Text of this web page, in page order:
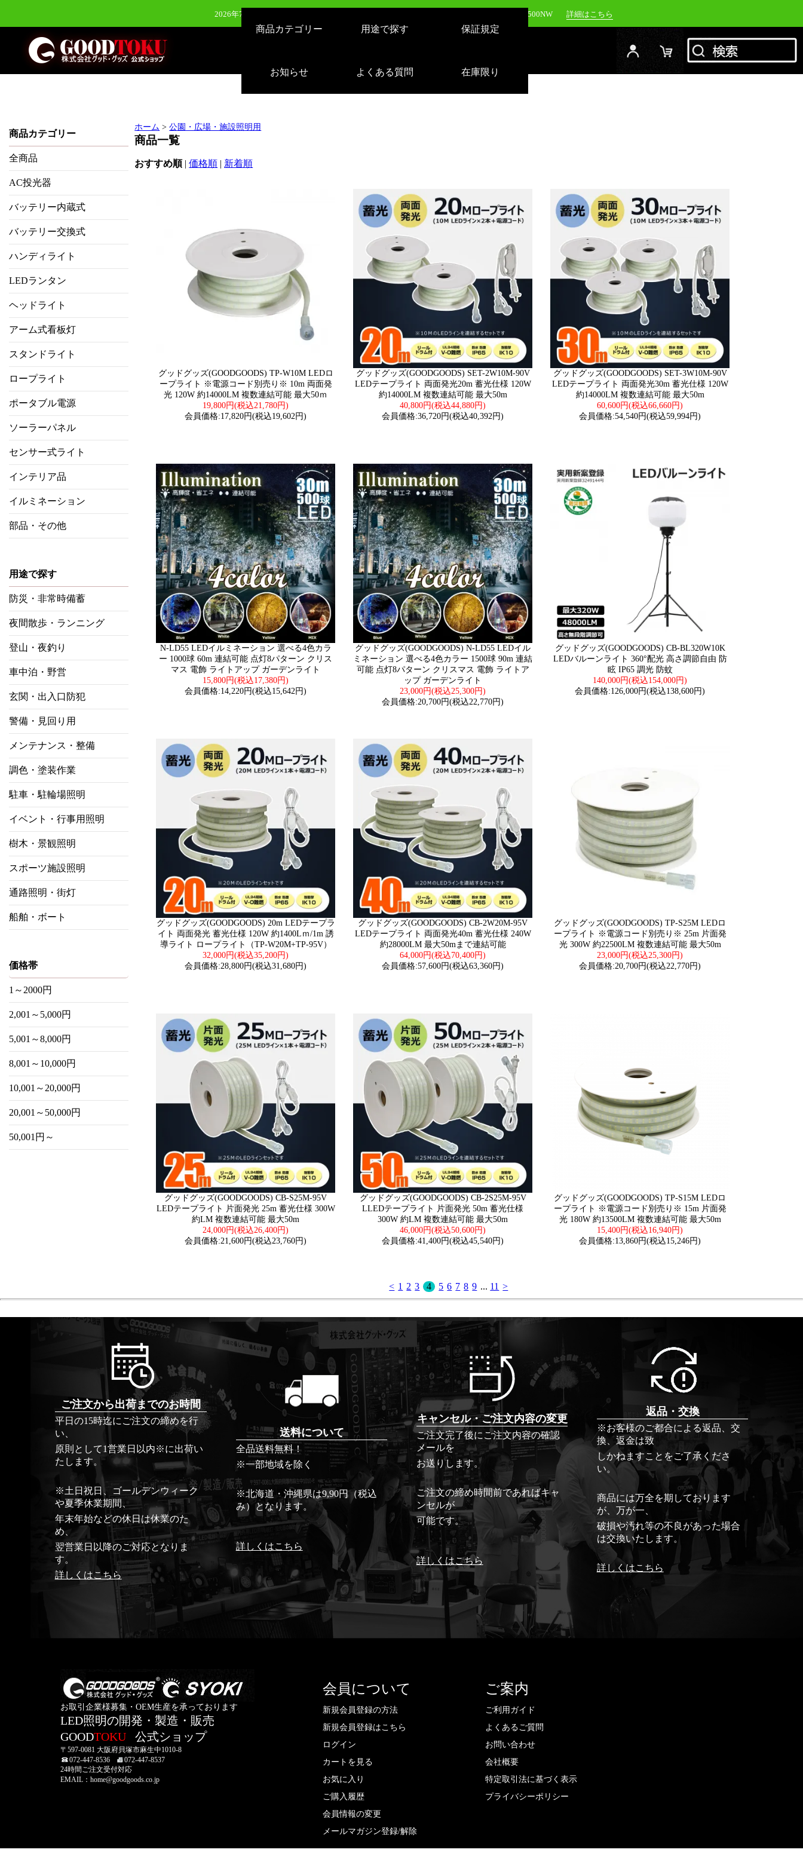
2026年7月28日（火）新発売：500W LEDバルーンライト AirGlowエアグロウ EVO KT-BL500NW 詳細はこちら
2026年6月24日（水）新発売：LEDサーチライト 充電式 10000lm 1500m遠距離照射 スタンドつき IP65 YC-1500M
2026年8月3日（月）新発売：逆富士形 40W形/24W切り替え 4800lm 天井照明 LD-24-40RFJ
商品カテゴリー 用途で探す 保証規定
お知らせ よくある質問 在庫限り
商品カテゴリー
全商品
AC投光器
バッテリー内蔵式
バッテリー交換式
ハンディライト
LEDランタン
ヘッドライト
アーム式看板灯
スタンドライト
ロープライト
ポータブル電源
ソーラーパネル
センサー式ライト
インテリア品
イルミネーション
部品・その他
用途で探す
防災・非常時備蓄
夜間散歩・ランニング
登山・夜釣り
車中泊・野営
玄関・出入口防犯
警備・見回り用
メンテナンス・整備
調色・塗装作業
駐車・駐輪場照明
イベント・行事用照明
樹木・景観照明
スポーツ施設照明
通路照明・街灯
船舶・ボート
価格帯
1～2000円
2,001～5,000円
5,001～8,000円
8,001～10,000円
10,001～20,000円
20,001～50,000円
50,001円～
ホーム >公園・広場・施設照明用
商品一覧
おすすめ順|価格順 | 新着順
グッドグッズ(GOODGOODS) TP-W10M LEDロ
ープライト ※電源コード別売り※ 10m 両面発
光 120W 約14000LM 複数連結可能 最大50ｍ
19,800円(税込21,780円)
会員価格:17,820円(税込19,602円)
グッドグッズ(GOODGOODS) SET-2W10M-90V
LEDテープライト 両面発光20m 蓄光仕様 120W
約14000LM 複数連結可能 最大50m
40,800円(税込44,880円)
会員価格:36,720円(税込40,392円)
グッドグッズ(GOODGOODS) SET-3W10M-90V
LEDテープライト 両面発光30m 蓄光仕様 120W
約14000LM 複数連結可能 最大50m
60,600円(税込66,660円)
会員価格:54,540円(税込59,994円)
N-LD55 LEDイルミネーション 選べる4色カラ
ー 1000球 60m 連結可能 点灯8パターン クリス
マス 電飾 ライトアップ ガーデンライト
15,800円(税込17,380円)
会員価格:14,220円(税込15,642円)
グッドグッズ(GOODGOODS) N-LD55 LEDイル
ミネーション 選べる4色カラー 1500球 90m 連結
可能 点灯8パターン クリスマス 電飾 ライトア
ップ ガーデンライト
23,000円(税込25,300円)
会員価格:20,700円(税込22,770円)
グッドグッズ(GOODGOODS) CB-BL320W10K
LEDバルーンライト 360°配光 高さ調節自由 防
眩 IP65 調光 防蚊
140,000円(税込154,000円)
会員価格:126,000円(税込138,600円)
グッドグッズ(GOODGOODS) 20m LEDテープラ
イト 両面発光 蓄光仕様 120W 約1400Lｍ/1m 誘
導ライト ロープライト（TP-W20M+TP-95V）
32,000円(税込35,200円)
会員価格:28,800円(税込31,680円)
グッドグッズ(GOODGOODS) CB-2W20M-95V
LEDテープライト 両面発光40m 蓄光仕様 240W
約28000LM 最大50mまで連結可能
64,000円(税込70,400円)
会員価格:57,600円(税込63,360円)
グッドグッズ(GOODGOODS) TP-S25M LEDロ
ープライト ※電源コード別売り※ 25m 片面発
光 300W 約22500LM 複数連結可能 最大50m
23,000円(税込25,300円)
会員価格:20,700円(税込22,770円)
グッドグッズ(GOODGOODS) CB-S25M-95V
LEDテープライト 片面発光 25m 蓄光仕様 300W
約LM 複数連結可能 最大50m
24,000円(税込26,400円)
会員価格:21,600円(税込23,760円)
グッドグッズ(GOODGOODS) CB-2S25M-95V
LLEDテープライト 片面発光 50m 蓄光仕様
300W 約LM 複数連結可能 最大50m
46,000円(税込50,600円)
会員価格:41,400円(税込45,540円)
グッドグッズ(GOODGOODS) TP-S15M LEDロ
ープライト ※電源コード別売り※ 15m 片面発
光 180W 約13500LM 複数連結可能 最大50m
15,400円(税込16,940円)
会員価格:13,860円(税込15,246円)
< 1 2 3 4 5 6 7 8 9 ... 11 >
ご注文から出荷までのお時間
平日の15時迄にご注文の締めを行
い、
原則として1営業日以内※に出荷い
たします。
※土日祝日、ゴールデンウィーク
や夏季休業期間、
年末年始などの休日は休業のた
め、
翌営業日以降のご対応となりま
す。
詳しくはこちら
送料について
全品送料無料！
※一部地域を除く
※北海道・沖縄県は9,90円（税込
み）となります。
詳しくはこちら
キャンセル・ご注文内容の変更
ご注文完了後にご注文内容の確認
メールを
お送りします。
ご注文の締め時間前であればキャ
ンセルが
可能です。
詳しくはこちら
返品・交換
※お客様のご都合による返品、交
換、返金は致
しかねますことをご了承くださ
い。
商品には万全を期しております
が、万が一、
破損や汚れ等の不良があった場合
は交換いたします。
詳しくはこちら
お取引企業様募集・OEM生産を承っております
LED照明の開発・製造・販売
GOODTOKU 公式ショップ
〒597-0081 大阪府貝塚市麻生中1010-8
072-447-8536
072-447-8537
24時間ご注文受付対応
EMAIL：home@goodgoods.co.jp
会員について
新規会員登録の方法
新規会員登録はこちら
ログイン
カートを見る
お気に入り
ご購入履歴
会員情報の変更
メールマガジン登録/解除
ご案内
ご利用ガイド
よくあるご質問
お問い合わせ
会社概要
特定取引法に基づく表示
プライバシーポリシー